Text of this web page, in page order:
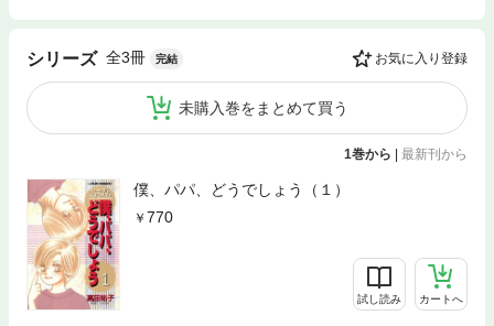
シリーズ 全3冊 完結 お気に入り登録
未購入巻をまとめて買う
1巻から | 最新刊から
僕、パパ、どうでしょう（１）
770
試し読み カートへ